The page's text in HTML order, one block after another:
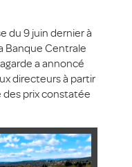
du 9 juin dernier à
Banque Centrale
a annoncé
directeurs à partir
des prix constatée